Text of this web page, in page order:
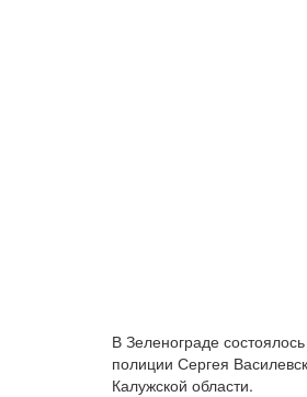
В Зеленограде
полиции Сергея
Калужской области.